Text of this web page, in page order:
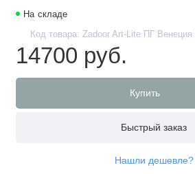
На складе
Код товара: Zadoor Art-Lite ПГ
14700 руб.
Купить
Быстрый заказ
Нашли дешевле?